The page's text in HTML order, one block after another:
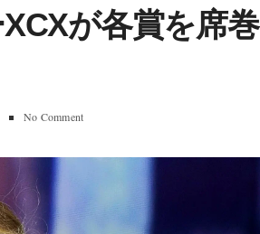
が各賞を席巻
No Comment